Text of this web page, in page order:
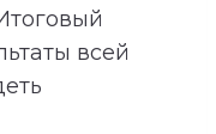
всей